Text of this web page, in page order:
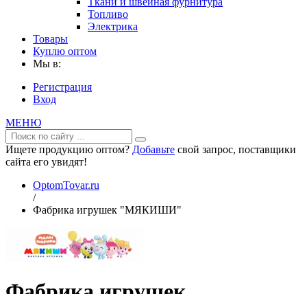
Топливо
Электрика
Товары
Куплю оптом
Мы в:
Регистрация
Вход
МЕНЮ
Ищете продукцию оптом? Добавьте свой запрос, поставщики
сайта его увидят!
OptomTovar.ru
/
Фабрика игрушек "МЯКИШИ"